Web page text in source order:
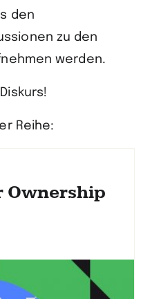
den
zu den
werden.
Reihe:
Ownership